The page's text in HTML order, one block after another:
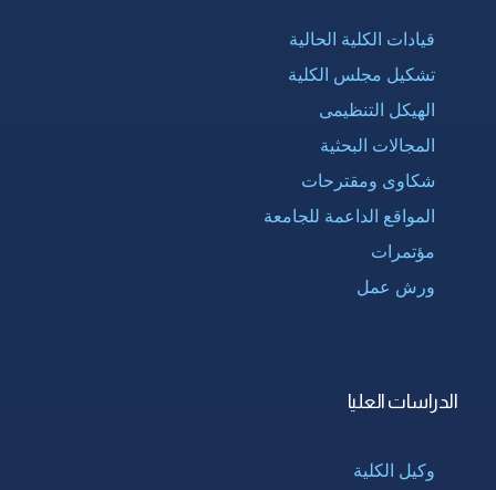
قيادات الكلية الحالية
تشكيل مجلس الكلية
الهيكل التنظيمى
المجالات البحثية
شكاوى ومقترحات
المواقع الداعمة للجامعة
مؤتمرات
ورش عمل
الدراسات العليا
وكيل الكلية